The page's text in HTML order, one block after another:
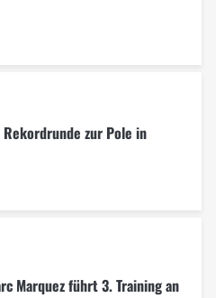
zur Pole in
Marquez führt 3. Training an